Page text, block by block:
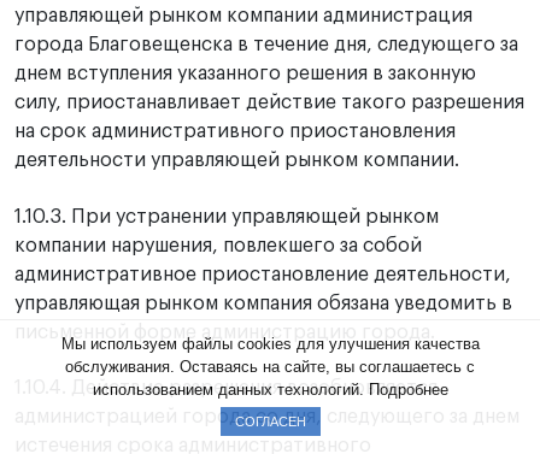
управляющей рынком компании администрация
города Благовещенска в течение дня, следующего за
днем вступления указанного решения в законную
силу, приостанавливает действие такого разрешения
на срок административного приостановления
деятельности управляющей рынком компании.
1.10.3. При устранении управляющей рынком
компании нарушения, повлекшего за собой
административное приостановление деятельности,
управляющая рынком компания обязана уведомить в
1.10.4. Действие разрешения возобновляется
администрацией города со дня, следующего за днем
Мы используем файлы cookies для улучшения качества
обслуживания. Оставаясь на сайте, вы соглашаетесь с
использованием данных технологий. Подробнее
СОГЛАСЕН